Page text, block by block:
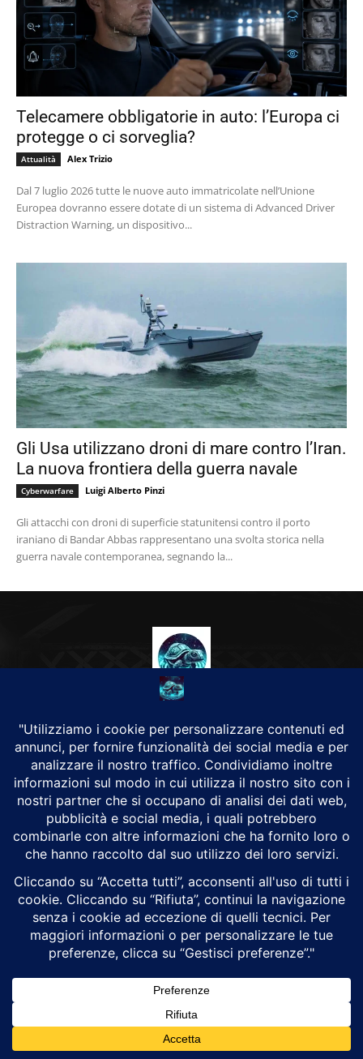
Telecamere obbligatorie in auto: l’Europa ci
protegge o ci sorveglia?
Attualità Alex Trizio
Dal 7 luglio 2026 tutte le nuove auto immatricolate nell’Unione
Europea dovranno essere dotate di un sistema di Advanced Driver
Distraction Warning, un dispositivo...
Gli Usa utilizzano droni di mare contro l’Iran.
La nuova frontiera della guerra navale
Cyberwarfare Luigi Alberto Pinzi
Gli attacchi con droni di superficie statunitensi contro il porto
iraniano di Bandar Abbas rappresentano una svolta storica nella
guerra navale contemporanea, segnando la...
CHI SIAMO
Alground Geopolitica e Cyberwarfare.
Da una idea di Brunilde Trizio
Alground fa parte del Gruppo Trizio
SEGUICI
Alground - Testata di Art Consulting - P.iva 02701880995 - Genova -